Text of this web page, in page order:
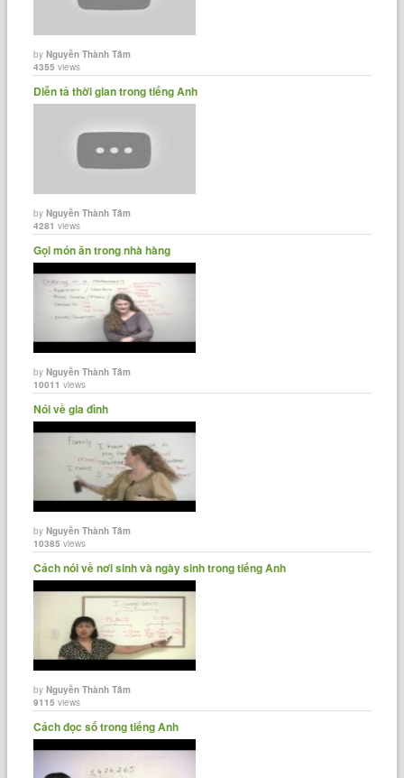
byNguyễn Thành Tâm
4355 views
Diễn tả thời gian trong tiếng Anh
byNguyễn Thành Tâm
4281 views
Gọi món ăn trong nhà hàng
byNguyễn Thành Tâm
10011 views
Nói về gia đình
byNguyễn Thành Tâm
10385 views
Cách nói về nơi sinh và ngày sinh trong tiếng Anh
byNguyễn Thành Tâm
9115 views
Cách đọc số trong tiếng Anh